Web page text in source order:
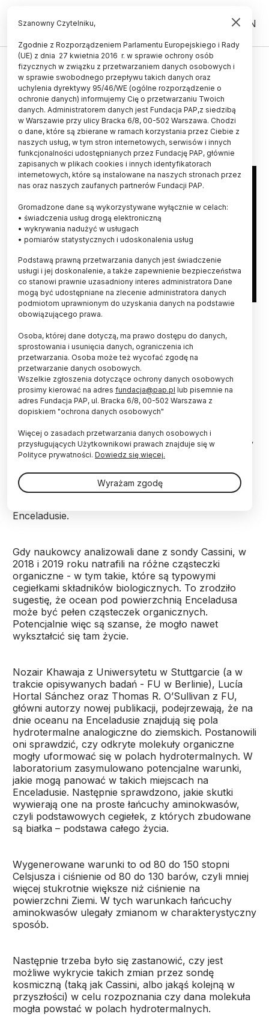
PL EN
ŚWIAT
W laboratorium zasymulowano
warunki z dna oceanu Enceladusa
16.05.2024
aktualizacja: 16.05.2024
3 minuty czytania
Fot. Adobe Stock
Naukowcy w laboratorium spróbowali
przeprowadzić symulację warunków, jakie mogą
panować w obszarach hydrotermalnych na dnie
oceanu na Enceladusie, księżycu Saturna - i tego,
jak owe warunki mogą wpływać na aminokwasy,
poinformował Uniwersytet w Stuttgarcie
(Niemcy).
Według przypuszczeń początki życia na Ziemi mogły
nastąpić w obszarach gorącej wody w obrębie
te są też określane jako pola hydrotermalne. Tego
rodzaju obszary mogą potencjalnie występować też
Enceladusie.
Gdy naukowcy analizowali dane z sondy Cassini, w
2018 i 2019 roku natrafili na różne cząsteczki
organiczne - w tym takie, które są typowymi
cegiełkami składników biologicznych. To zrodziło
sugestię, że ocean pod powierzchnią Enceladusa
może być pełen cząsteczek organicznych.
Potencjalnie więc są szanse, że mogło nawet
wykształcić się tam życie.
Nozair Khawaja z Uniwersytetu w Stuttgarcie (a w
trakcie opisywanych badań - FU w Berlinie), Lucía
Hortal Sánchez oraz Thomas R. O’Sullivan z FU,
główni autorzy nowej publikacji, podejrzewają, że na
dnie oceanu na Enceladusie znajdują się pola
hydrotermalne analogiczne do ziemskich. Postanowili
oni sprawdzić, czy odkryte molekuły organiczne
mogły uformować się w polach hydrotermalnych. W
laboratorium zasymulowano potencjalne warunki,
jakie mogą panować w takich miejscach na
Enceladusie. Następnie sprawdzono, jakie skutki
wywierają one na proste łańcuchy aminokwasów,
czyli podstawowych cegiełek, z których zbudowane
są białka – podstawa całego życia.
Wygenerowane warunki to od 80 do 150 stopni
Celsjusza i ciśnienie od 80 do 130 barów, czyli mniej
więcej stukrotnie większe niż ciśnienie na
powierzchni Ziemi. W tych warunkach łańcuchy
aminokwasów ulegały zmianom w charakterystyczny
sposób.
Następnie trzeba było się zastanowić, czy jest
możliwe wykrycie takich zmian przez sondę
kosmiczną (taką jak Cassini, albo jakąś kolejną w
przyszłości) w celu rozpoznania czy dana molekuła
mogła powstać w polach hydrotermalnych.
Szanowny Czytelniku,
Zgodnie z Rozporządzeniem Parlamentu Europejskiego i Rady
(UE) z dnia 27 kwietnia 2016 r. w sprawie ochrony osób
fizycznych w związku z przetwarzaniem danych osobowych i
w sprawie swobodnego przepływu takich danych oraz
uchylenia dyrektywy 95/46/WE (ogólne rozporządzenie o
ochronie danych) informujemy Cię o przetwarzaniu Twoich
danych. Administratorem danych jest Fundacja PAP,z siedzibą
w Warszawie przy ulicy Bracka 6/8, 00-502 Warszawa. Chodzi
o dane, które są zbierane w ramach korzystania przez Ciebie z
naszych usług, w tym stron internetowych, serwisów i innych
funkcjonalności udostępnianych przez Fundację PAP, głównie
zapisanych w plikach cookies i innych identyfikatorach
internetowych, które są instalowane na naszych stronach przez
nas oraz naszych zaufanych partnerów Fundacji PAP.
Gromadzone dane są wykorzystywane wyłącznie w celach:
• świadczenia usług drogą elektroniczną
• wykrywania nadużyć w usługach
• pomiarów statystycznych i udoskonalenia usług
Podstawą prawną przetwarzania danych jest świadczenie
usługi i jej doskonalenie, a także zapewnienie bezpieczeństwa
co stanowi prawnie uzasadniony interes administratora Dane
mogą być udostępniane na zlecenie administratora danych
podmiotom uprawnionym do uzyskania danych na podstawie
obowiązującego prawa.
Osoba, której dane dotyczą, ma prawo dostępu do danych,
sprostowania i usunięcia danych, ograniczenia ich
przetwarzania. Osoba może też wycofać zgodę na
przetwarzanie danych osobowych.
Wszelkie zgłoszenia dotyczące ochrony danych osobowych
prosimy kierować na adres fundacja@pap.pl lub pisemnie na
adres Fundacja PAP, ul. Bracka 6/8, 00-502 Warszawa z
dopiskiem "ochrona danych osobowych"
Więcej o zasadach przetwarzania danych osobowych i
przysługujących Użytkownikowi prawach znajduje się w
Polityce prywatności. Dowiedz się więcej.
Wyrażam zgodę